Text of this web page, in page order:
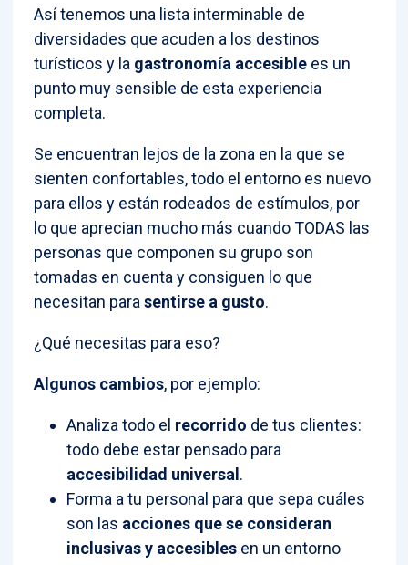
Así tenemos una lista interminable de
diversidades que acuden a los destinos
turísticos y la gastronomía accesible es un
punto muy sensible de esta experiencia
completa.
Se encuentran lejos de la zona en la que se
sienten confortables, todo el entorno es nuevo
para ellos y están rodeados de estímulos, por
lo que aprecian mucho más cuando TODAS las
personas que componen su grupo son
tomadas en cuenta y consiguen lo que
necesitan parasentirse a gusto.
¿Qué necesitas para eso?
Algunos cambios, por ejemplo:
Analiza todo el recorrido de tus clientes:
todo debe estar pensado para
accesibilidad universal.
Forma a tu personal para que sepa cuáles
son las acciones que se consideran
inclusivas y accesibles en un entorno